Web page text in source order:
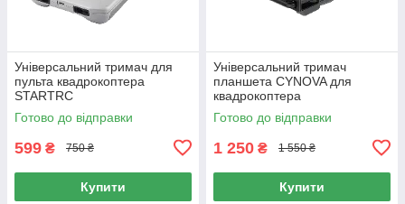
Універсальний тримач для
пульта квадрокоптера
STARTRC
Готово до відправки
599 ₴ 750 ₴
Купити
Універсальний тримач
планшета CYNOVA для
квадрокоптера
Готово до відправки
1 250 ₴ 1 550 ₴
Купити